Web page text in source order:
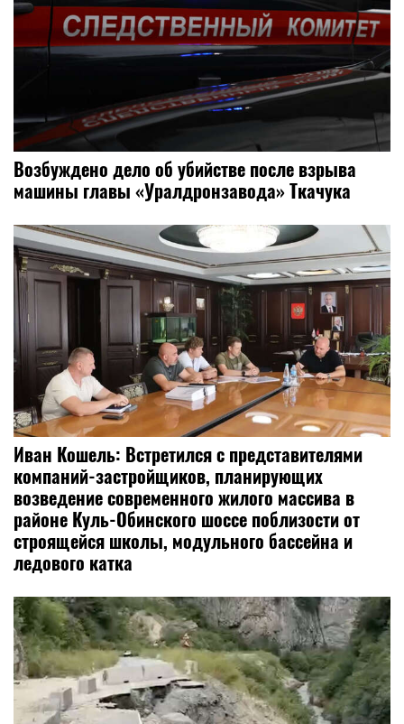
Возбуждено дело об убийстве после взрыва
машины главы «Уралдронзавода» Ткачука
Иван Кошель: Встретился с представителями
компаний-застройщиков, планирующих
возведение современного жилого массива в
районе Куль-Обинского шоссе поблизости от
строящейся школы, модульного бассейна и
ледового катка